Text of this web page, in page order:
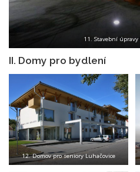
11. Stavební úpravy
II. Domy pro bydlení
12. Domov pro seniory Luhačovice